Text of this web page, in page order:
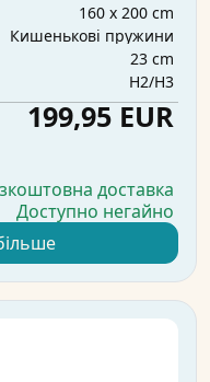
160 x 200 cm
Кишенькові пружини
23 cm
H2/H3
199,95 EUR
доставка
Доступно негайно